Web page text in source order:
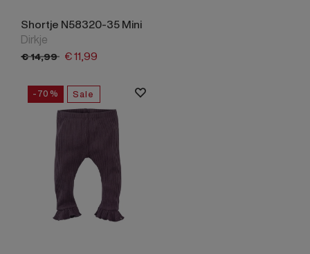
Shortje N58320-35 Mini
Dirkje
€14,99 €11,99
-70% Sale